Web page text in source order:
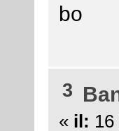
bo
3
« il: